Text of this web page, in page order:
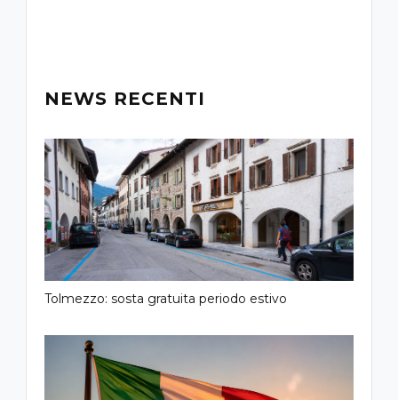
NEWS RECENTI
Tolmezzo: sosta gratuita periodo estivo